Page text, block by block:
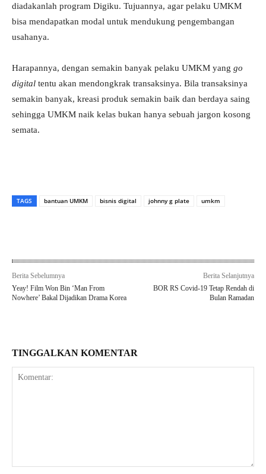
diadakanlah program Digiku. Tujuannya, agar pelaku UMKM
bisa mendapatkan modal untuk mendukung pengembangan
usahanya.
Harapannya, dengan semakin banyak pelaku UMKM yang go
digital tentu akan mendongkrak transaksinya. Bila transaksinya
semakin banyak, kreasi produk semakin baik dan berdaya saing
sehingga UMKM naik kelas bukan hanya sebuah jargon kosong
semata.
TAGS bantuan UMKM bisnis digital johnny g plate umkm
Berita Sebelumnya
Yeay! Film Won Bin ‘Man From
Nowhere’ Bakal Dijadikan Drama Korea
Berita Selanjutnya
BOR RS Covid-19 Tetap Rendah di
Bulan Ramadan
TINGGALKAN KOMENTAR